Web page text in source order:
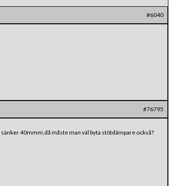
#6040
#76795
40mmm,då måste man väl byta stötdämpare också?